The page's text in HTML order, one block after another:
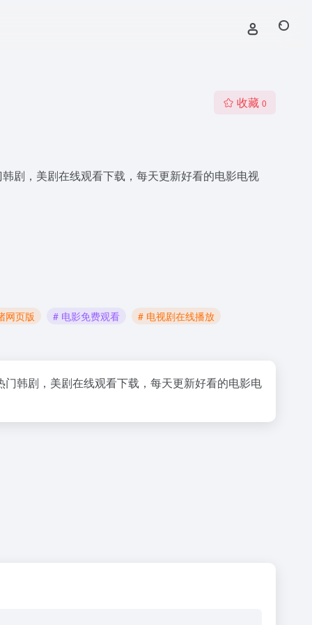
收藏 0
剧，美剧在线观看下载，每天更新好看的电影电视
网页版 # 电影免费观看 # 电视剧在线播放
韩剧，美剧在线观看下载，每天更新好看的电影电